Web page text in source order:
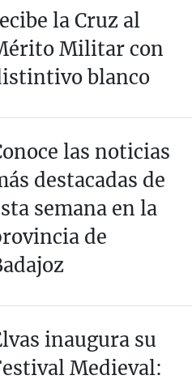
la Cruz al
Militar con
blanco
las noticias
destacadas de
semana en la
de
inaugura su
Medieval: